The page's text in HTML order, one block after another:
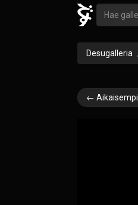
Desugalleria
← Aikaisempi